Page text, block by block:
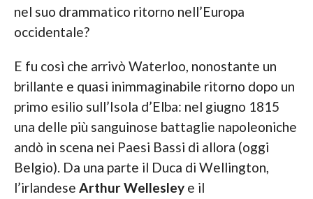
nel suo drammatico ritorno nell’Europa
occidentale?
E fu così che arrivò Waterloo, nonostante un
brillante e quasi inimmaginabile ritorno dopo un
primo esilio sull’Isola d’Elba: nel giugno 1815
una delle più sanguinose battaglie napoleoniche
andò in scena nei Paesi Bassi di allora (oggi
Belgio). Da una parte il Duca di Wellington,
l’irlandese Arthur Wellesleye il